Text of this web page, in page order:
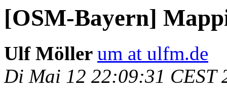
[OSM-Bayern]
Ulf Möller um at ulfm.de
Di Mai 12 22:09:31 CEST